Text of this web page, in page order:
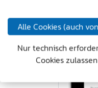
Alle Cookies (auch
Nur technisch
Cookies zulassen